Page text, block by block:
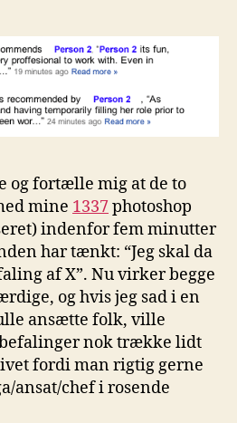
og fortælle mig at de to
mine 1337photoshop
indenfor fem minutter
har tænkt: “Jeg skal da
af X”. Nu virker begge
og hvis jeg sad i en
ansætte folk, ville
nok trække lidt
fordi man rigtig gerne
ansat/chef i rosende